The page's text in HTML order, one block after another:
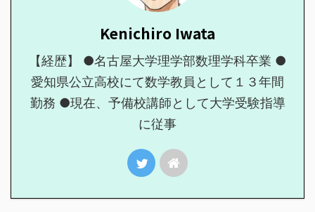
Kenichiro Iwata
【経歴】 ●名古屋大学理学部数理学科卒業 ●
愛知県公立高校にて数学教員として１３年間
勤務 ●現在、予備校講師として大学受験指導
に従事